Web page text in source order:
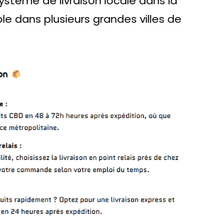
dans plusieurs grandes villes de